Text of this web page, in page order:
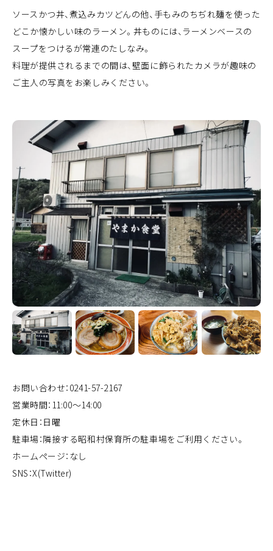
ソースかつ丼、煮込みカツどんの他、手もみのちぢれ麺を使った
どこか懐かしい味のラーメン。丼ものには、ラーメンベースの
スープをつけるが常連のたしなみ。
料理が提供されるまでの間は、壁面に飾られたカメラが趣味の
ご主人の写真をお楽しみください。
お問い合わせ：0241-57-2167
営業時間：11:00～14:00
定休日：日曜
駐車場：隣接する昭和村保育所の駐車場をご利用ください。
ホームページ：なし
SNS：X(Twitter)